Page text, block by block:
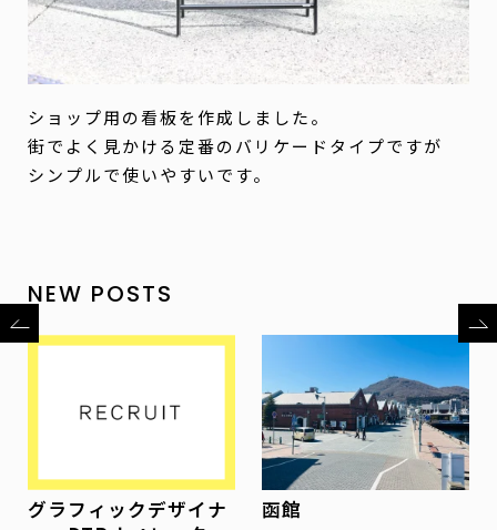
ショップ用の看板を作成しました。
街でよく見かける定番のバリケードタイプですが
シンプルで使いやすいです。
NEW POSTS
グラフィックデザイナ
函館